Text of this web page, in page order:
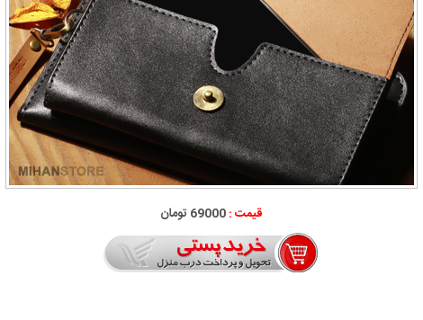
قیمت :69000 تومان